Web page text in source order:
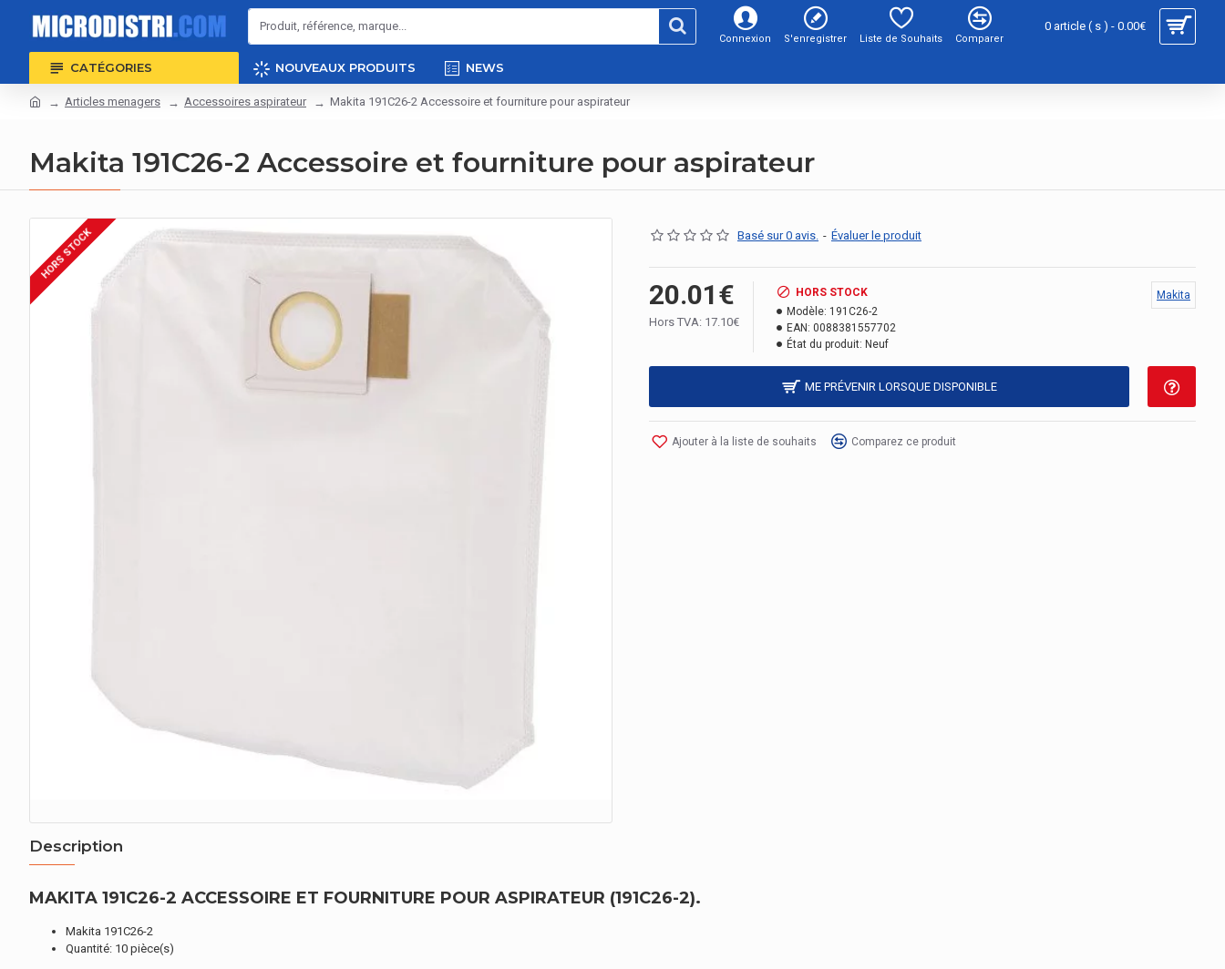
Connexion S'enregistrer Liste de Souhaits Comparer
0 article ( s ) - 0.00€
CATÉGORIES NOUVEAUX PRODUITS NEWS
Articles menagers Accessoires aspirateur Makita 191C26-2 Accessoire et fourniture pour aspirateur
Makita 191C26-2 Accessoire et fourniture pour aspirateur
HORS STOCK Basé sur 0 avis. - Évaluer le produit
20.01€
Hors TVA: 17.10€
HORS STOCK
Modèle: 191C26-2
EAN: 0088381557702
État du produit: Neuf
Makita
ME PRÉVENIR LORSQUE DISPONIBLE
Ajouter à la liste de souhaits Comparez ce produit
Description
MAKITA 191C26-2 ACCESSOIRE ET FOURNITURE POUR ASPIRATEUR (191C26-2).
Makita 191C26-2
Quantité: 10 pièce(s)